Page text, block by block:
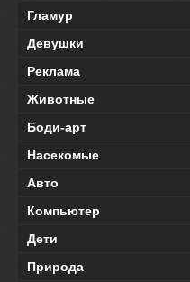
Гламур
Девушки
Реклама
Животные
Боди-арт
Насекомые
Авто
Компьютер
Дети
Природа